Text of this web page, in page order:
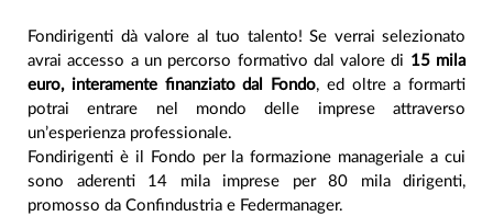
Fondirigenti dà valore al tuo talento! Se verrai selezionato
avrai accesso a un percorso formativo dal valore di 15 mila
euro, interamente finanziato dal Fondo, ed oltre a formarti
potrai entrare nel mondo delle imprese attraverso
un’esperienza professionale.
Fondirigenti è il Fondo per la formazione manageriale a cui
sono aderenti 14 mila imprese per 80 mila dirigenti,
promosso da Confindustria e Federmanager.